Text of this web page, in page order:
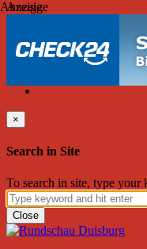
Samstag, August 08,
Friend on Facebook
×
Search in Site
To search in site, type your
Close
Anzeige
Anzeige